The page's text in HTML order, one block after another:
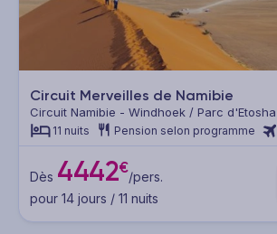
Circuit Merveilles de Namibie
Circuit Namibie - Windhoek / Parc
Swakopmund / Désert du Namib
11 nuits Pension selon programme
Dès 4442€/pers.
pour 14 jours / 11 nuits